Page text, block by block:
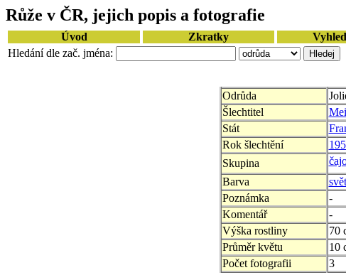
Růže v ČR, jejich popis a fotografie
Úvod Zkratky
Hledání dle zač. jména:
Odrůda
Šlechtitel
Stát
Rok šlechtění
Skupina
Barva
Poznámka
-
Komentář
-
Výška rostliny
70
Průměr květu
10
Počet fotografii
3